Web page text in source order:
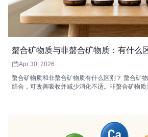
螯合矿物质与非螯合矿物质：有什么
Apr 30, 2026
螯合矿物质和非螯合矿物质有什么区别？ 螯合矿
结合，可改善吸收并减少消化不适。非螯合矿物